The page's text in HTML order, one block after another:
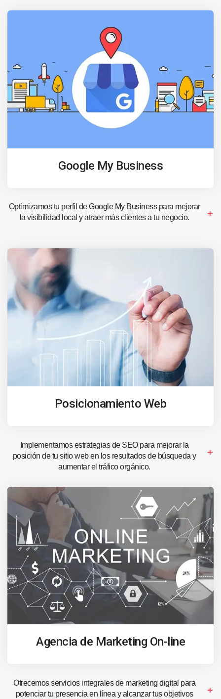
Google My Business
Optimizamos tu perfil de Google My Business para mejorar
la visibilidad local y atraer más clientes a tu negocio.
Posicionamiento Web
Implementamos estrategias de SEO para mejorar la
posición de tu sitio web en los resultados de búsqueda y
aumentar el tráfico orgánico.
Agencia de Marketing On-line
Ofrecemos servicios integrales de marketing digital para
potenciar tu presencia en línea y alcanzar tus objetivos